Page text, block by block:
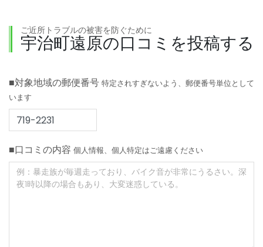
ご近所トラブルの被害を防ぐために
宇治町遠原の口コミを投稿する
■対象地域の郵便番号 特定されすぎないよう、郵便番号単位として
います
■口コミの内容 個人情報、個人特定はご遠慮ください